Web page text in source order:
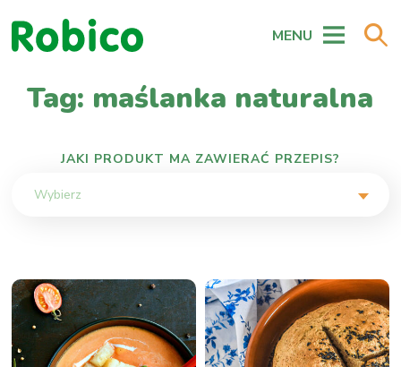
MENU
Tag: maślanka naturalna
JAKI PRODUKT MA ZAWIERAĆ PRZEPIS?
Wybierz